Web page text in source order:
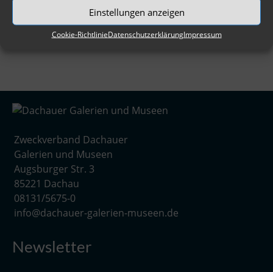
Einstellungen anzeigen
Cookie-RichtlinieDatenschutzerklärungImpressum
Zweckverband Dachauer
Galerien und Museen
Augsburger Str. 3
85221 Dachau
08131/5675-0
info@dachauer-galerien-museen.de
Newsletter